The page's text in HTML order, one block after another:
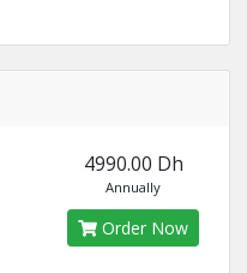
4990.00 Dh
Annually
Order Now